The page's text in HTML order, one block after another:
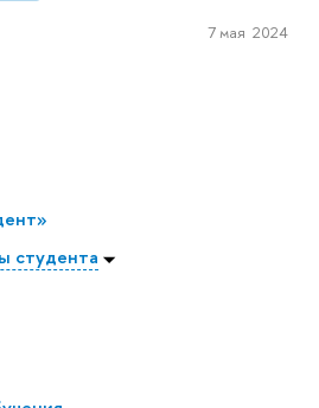
студента
7 мая 2024